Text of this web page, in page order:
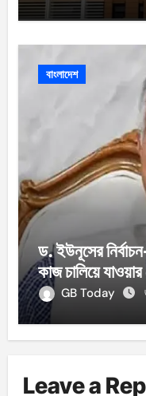
বাংলাদেশ
ড. ইউনূসের
কাজ চালিয়ে
GB Today
Leave a